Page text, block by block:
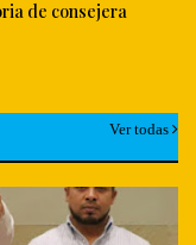
de consejera
Ver todas